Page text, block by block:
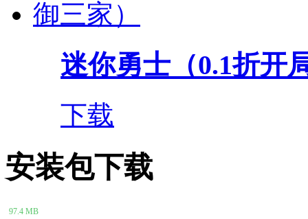
迷你勇士（0.1折开
下载
安装包下载
97.4 MB